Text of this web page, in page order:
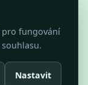
pro fungování
Nastavit